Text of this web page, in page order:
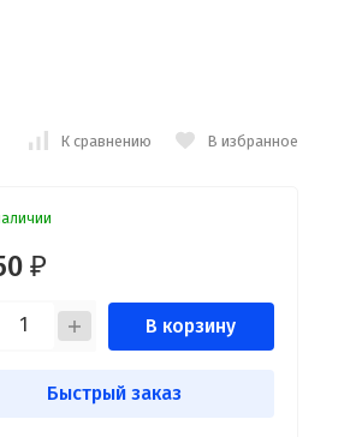
К сравнению В избранное
₽
В корзину
Быстрый заказ